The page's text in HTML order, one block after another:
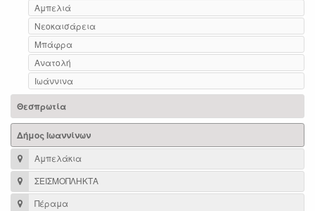
Αμπελιά
Νεοκαισάρεια
Μπάφρα
Ανατολή
Ιωάννινα
Θεσπρωτία
Δήμος Ιωαννίνων
Αμπελάκια
ΣΕΙΣΜΟΠΛΗΚΤΑ
Πέραμα